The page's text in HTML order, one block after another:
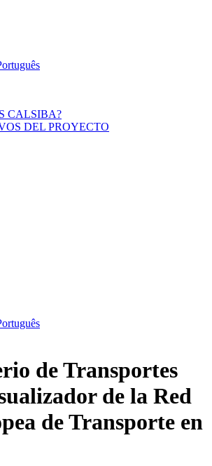
CALSIBA?
DEL PROYECTO
de Transportes
de la Red
de Transporte en